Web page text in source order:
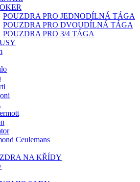
POUZDRA PRO JEDNODÍLNÁ TÁGA
POUZDRA PRO DVOUDÍLNÁ TÁGA
POUZDRA PRO 3/4 TÁGA
Ceulemans
NA KŘÍDY